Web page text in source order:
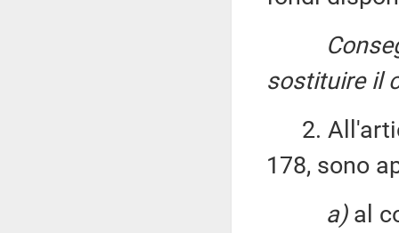
sostituire il
2.
178, sono
a)al